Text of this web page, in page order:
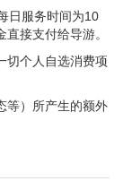
日服务时间为10
接支付给导游。
切个人自选消费项
等）所产生的额外